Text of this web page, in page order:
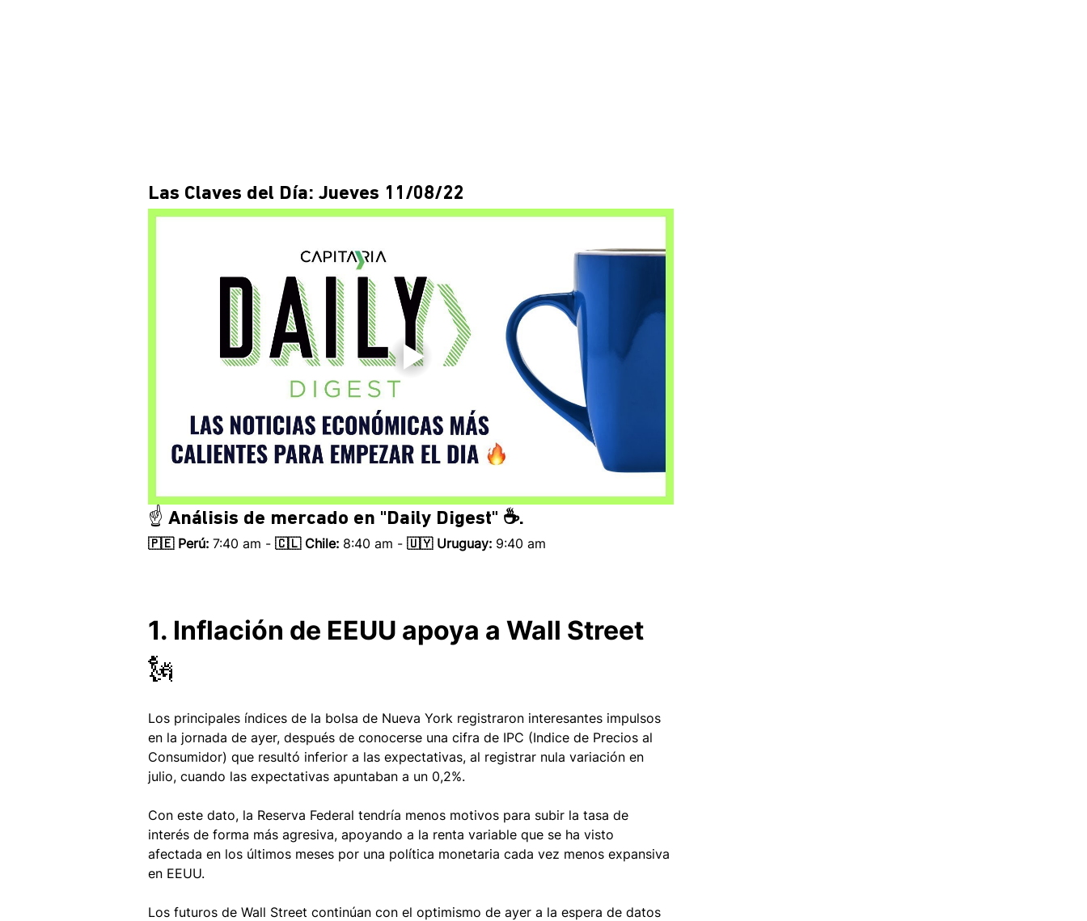
Las Claves del Día: Jueves 11/08/22
☝️ Análisis de mercado en "Daily Digest" ☕.
🇵🇪 Perú: 7:40 am - 🇨🇱 Chile: 8:40 am - 🇺🇾 Uruguay: 9:40 am
1. Inflación de EEUU apoya a Wall Street
🗽
Los principales índices de la bolsa de Nueva York registraron interesantes impulsos
en la jornada de ayer, después de conocerse una cifra de IPC (Indice de Precios al
Consumidor) que resultó inferior a las expectativas, al registrar nula variación en
julio, cuando las expectativas apuntaban a un 0,2%.
Con este dato, la Reserva Federal tendría menos motivos para subir la tasa de
interés de forma más agresiva, apoyando a la renta variable que se ha visto
afectada en los últimos meses por una política monetaria cada vez menos expansiva
en EEUU.
Los futuros de Wall Street continúan con el optimismo de ayer a la espera de datos